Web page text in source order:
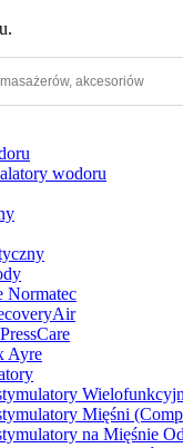
wodoru
Normatec
Ayre
Mięśni
na Mięśnie